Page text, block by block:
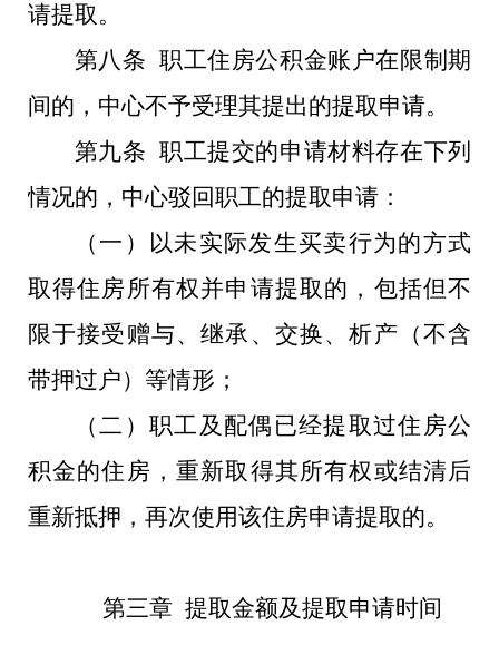
请提取。
第八条 职工住房公积金账户在限制期
间的，中心不予受理其提出的提取申请。
第九条 职工提交的申请材料存在下列
情况的，中心驳回职工的提取申请：
（一）以未实际发生买卖行为的方式
取得住房所有权并申请提取的，包括但不
限于接受赠与、继承、交换、析产（不含
带押过户）等情形；
（二）职工及配偶已经提取过住房公
积金的住房，重新取得其所有权或结清后
重新抵押，再次使用该住房申请提取的。
第三章 提取金额及提取申请时间